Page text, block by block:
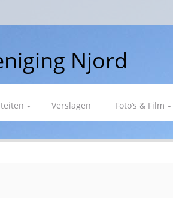
Njord
Verslagen Foto’s & Film